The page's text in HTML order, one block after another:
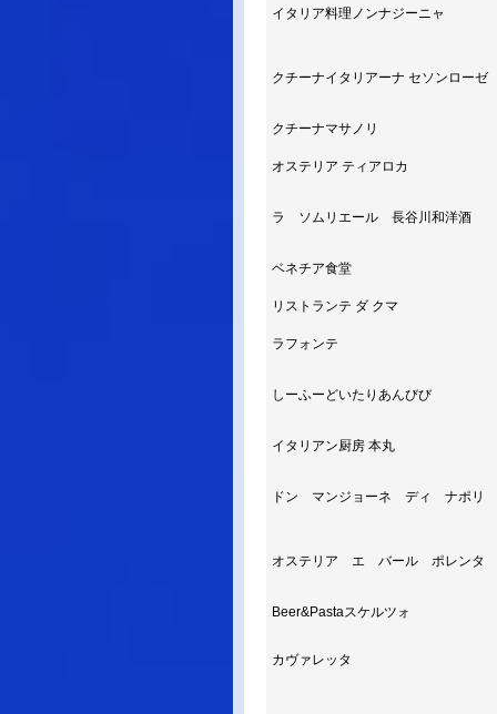
イタリア料理ノンナジーニャ
クチーナイタリアーナ セソンローゼ
クチーナマサノリ
オステリア ティアロカ
ラ ソムリエール 長谷川和洋酒
ベネチア食堂
リストランテ ダ クマ
ラフォンテ
しーふーどいたりあんびび
イタリアン厨房 本丸
ドン マンジョーネ ディ ナポリ
オステリア エ バール ポレンタ
Beer&Pastaスケルツォ
カヴァレッタ